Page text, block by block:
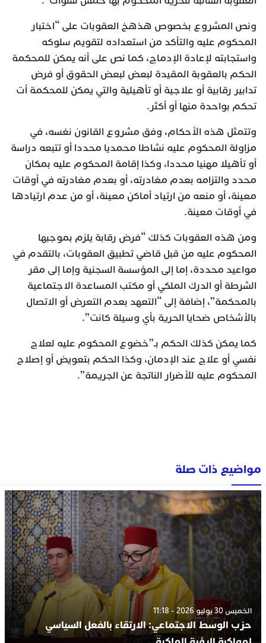
ونص المشروع بخصوص هذهخ العقوبات على “اختبار
المحكوم عليه والتأكد من استعداده لتقويم سلوكه
واستجابته لإعادة الإدماج، كما نص على أنه يمكن للمحكمة
الحكم بالعقوبة المقيدة لبعض لبعض الحقوق أو فرض
تدابير رقابية أو علاجية أو تأهيلية والتي يمكن للمحكمة أت
تحكم بواحدة منها أو أكثر.
وتتمثل هذه الأحكام، وفق مشروع القانون نغسه، في
مزاولة المحكوم عليه نشاطا محمديا محددا أو تتبعه دراسة
أو تأهيلا مهنيا محددا، وكذا إقامة المحكوم عليه بمكان
محدد والتزامه بعدم مغادرته، أو بعدم مغادرته في أوقات
معينة، أو منعه من ارتياد أماكن معينة، أو من عدم ارتيادها
في أوقات معينة.
ومن هذه العقوبات كذلك “فرض رقابة يلزم بموجبها
المحكوم عليه من قبل قاضي تطبيق العقوبات، بالتقدم في
مواعيد محددة، إما إلى المؤسسة السجنية وإما إلى مقر
الشرطة أو الدرك الملكي أو مكتب المساعدة الاجتماعية
بالمحكمة”، إضافة إلى “التعهد بعدم التعرض أو الاتصال
بالأشخاص ضحايا الحرية بأي وسيلة كانت”.
كما يمكن كذلك الحكم بـ”خضوع المحكوم عليه لعلاج
نفسي أو علاج عند الإدمان، وكذا الحكم بتعويض أو إصلاح
المحكوم عليه للأضرار الناتجة عن الجريمة”.
مواضيع ذات صلة
الخميس 30 يوليو 2026 - 11:18
حزب الوسط الاجتماعي: الارتقاء بالفعل السياسي